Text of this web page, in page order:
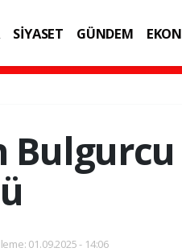
SİYASET GÜNDEM
01.09.2025 - 14:06